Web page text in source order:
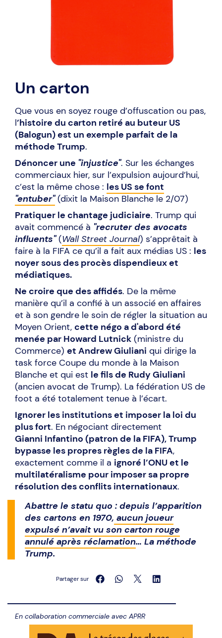
Un carton
Que vous en soyez rouge d’offuscation ou pas,
l’histoire du carton retiré au buteur US
(Balogun) est un exemple parfait de la
méthode Trump.
Dénoncer une "injustice". Sur les échanges
commerciaux hier, sur l’expulsion aujourd’hui,
c’est la même chose : les US se font
"entuber" (dixit la Maison Blanche le 2/07)
Pratiquer le chantage judiciaire. Trump qui
avait commencé à "recruter des avocats
influents"(Wall Street Journal) s’apprêtait à
faire à la FIFA ce qu’il a fait aux médias US : les
noyer sous des procès dispendieux et
médiatiques.
Ne croire que des affidés. De la même
manière qu’il a confié à un associé en affaires
et à son gendre le soin de régler la situation au
Moyen Orient, cette négo a d'abord été
menée par Howard Lutnick (ministre du
Commerce) et Andrew Giuliani qui dirige la
task force Coupe du monde à la Maison
Blanche et qui est le fils de Rudy Giuliani
(ancien avocat de Trump). La fédération US de
foot a été totalement tenue à l’écart.
Ignorer les institutions et imposer la loi du
plus fort. En négociant directement
Gianni Infantino (patron de la FIFA), Trump
bypasse les propres règles de la FIFA,
exactement comme il a ignoré l’ONU et le
multilatéralisme pour imposer sa propre
résolution des conflits internationaux.
Abattre le statu quo : depuis l’apparition
des cartons en 1970, aucun joueur
expulsé n’avait vu son carton rouge
annulé après réclamation… La méthode
Trump.
Partager sur
En collaboration commerciale avec APRR